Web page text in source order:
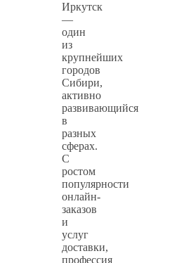
Иркутск
—
один
из
крупнейших
городов
Сибири,
активно
развивающийся
в
разных
сферах.
С
ростом
популярности
онлайн-
заказов
и
услуг
доставки,
профессия